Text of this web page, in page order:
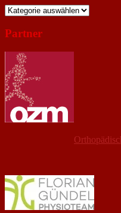
Kategorien
Partner